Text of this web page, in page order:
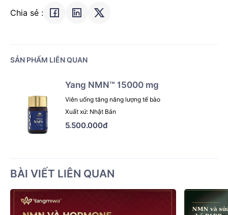
Chia sẻ :
SẢN PHẨM LIÊN QUAN
Yang NMN™ 15000 mg
Viên uống tăng năng lượng tế bào
Xuất xứ: Nhật Bản
5.500.000đ
BÀI VIẾT LIÊN QUAN